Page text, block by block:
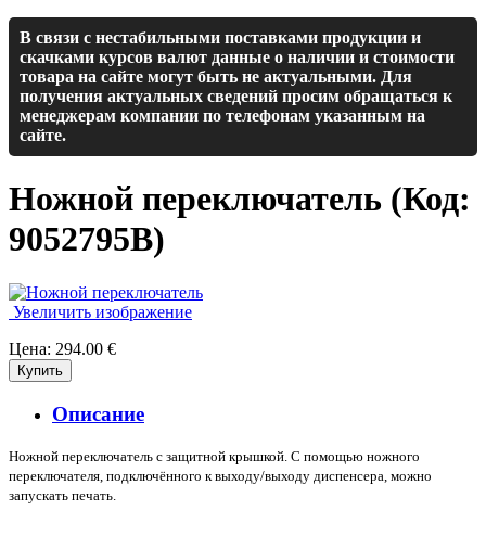
В связи с нестабильными поставками продукции и
скачками курсов валют данные о наличии и стоимости
товара на сайте могут быть не актуальными. Для
получения актуальных сведений просим обращаться к
менеджерам компании по телефонам указанным на
сайте.
Ножной переключатель (Код:
9052795B)
Увеличить изображение
Цена: 294.00 €
Описание
Ножной переключатель с защитной крышкой. С помощью ножного
переключателя, подключённого к выходу/выходу диспенсера, можно
запускать печать.